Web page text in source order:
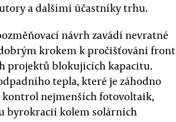
a dalšími účastníky trhu.
návrh zavádí nevratné
krokem k pročišťování front
projektů blokujících kapacitu.
tepla, které je záhodno
kontrol nejmenších fotovoltaik,
byrokracií kolem solárních